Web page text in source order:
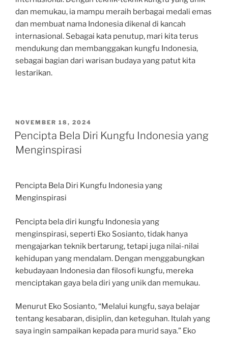
dan memukau, ia mampu meraih berbagai medali emas
dan membuat nama Indonesia dikenal di kancah
internasional. Sebagai kata penutup, mari kita terus
mendukung dan membanggakan kungfu Indonesia,
sebagai bagian dari warisan budaya yang patut kita
lestarikan.
POSTED
ON
NOVEMBER 18, 2024
Pencipta Bela Diri Kungfu Indonesia yang
Menginspirasi
Pencipta Bela Diri Kungfu Indonesia yang
Menginspirasi
Pencipta bela diri kungfu Indonesia yang
menginspirasi, seperti Eko Sosianto, tidak hanya
mengajarkan teknik bertarung, tetapi juga nilai-nilai
kehidupan yang mendalam. Dengan menggabungkan
kebudayaan Indonesia dan filosofi kungfu, mereka
menciptakan gaya bela diri yang unik dan memukau.
Menurut Eko Sosianto, “Melalui kungfu, saya belajar
tentang kesabaran, disiplin, dan keteguhan. Itulah yang
saya ingin sampaikan kepada para murid saya.” Eko